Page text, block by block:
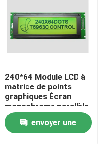
240*64 Module LCD à
matrice de points
graphiques Écran
monochrome parallèle
5v/3.3v
envoyer une